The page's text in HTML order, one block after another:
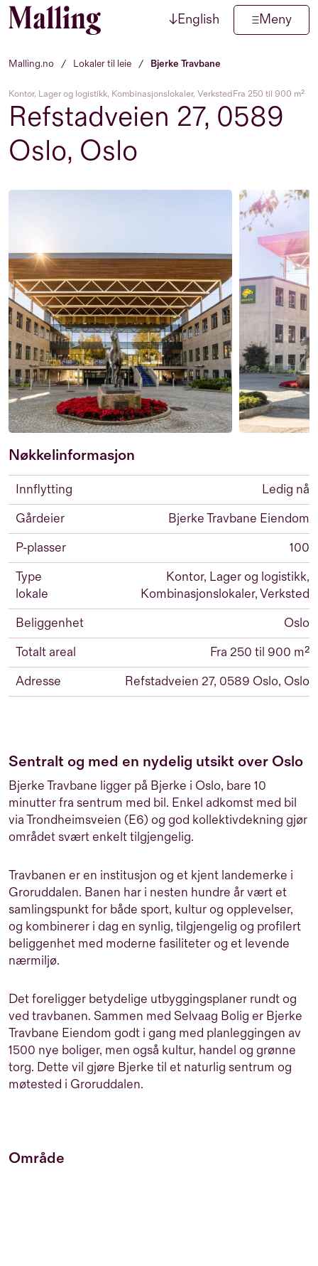
Hopp til innhold ↓English Meny
Malling.no / Lokaler til leie / Bjerke Travbane
Kontor, Lager og logistikk, Kombinasjonslokaler, VerkstedFra 250 til 900 m²
Refstadveien 27, 0589
Oslo, Oslo
Nøkkelinformasjon
Innflytting
Ledig nå
Gårdeier
Bjerke Travbane Eiendom
P-plasser
100
Type
lokale
Kontor, Lager og logistikk,
Kombinasjonslokaler, Verksted
Beliggenhet
Oslo
Totalt areal
Fra 250 til 900 m²
Adresse
Refstadveien 27, 0589 Oslo, Oslo
Sentralt og med en nydelig utsikt over Oslo
Bjerke Travbane ligger på Bjerke i Oslo, bare 10
minutter fra sentrum med bil. Enkel adkomst med bil
via Trondheimsveien (E6) og god kollektivdekning gjør
området svært enkelt tilgjengelig.
Travbanen er en institusjon og et kjent landemerke i
Groruddalen. Banen har i nesten hundre år vært et
samlingspunkt for både sport, kultur og opplevelser,
og kombinerer i dag en synlig, tilgjengelig og profilert
beliggenhet med moderne fasiliteter og et levende
nærmiljø.
Det foreligger betydelige utbyggingsplaner rundt og
ved travbanen. Sammen med Selvaag Bolig er Bjerke
Travbane Eiendom godt i gang med planleggingen av
1500 nye boliger, men også kultur, handel og grønne
torg. Dette vil gjøre Bjerke til et naturlig sentrum og
møtested i Groruddalen.
Område